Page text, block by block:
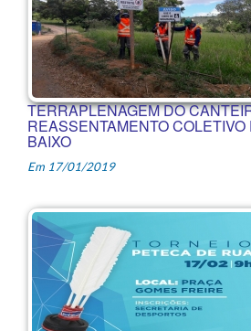
TERRAPLENAGEM DO
REASSENTAMENTO
BAIXO
Em 17/01/2019